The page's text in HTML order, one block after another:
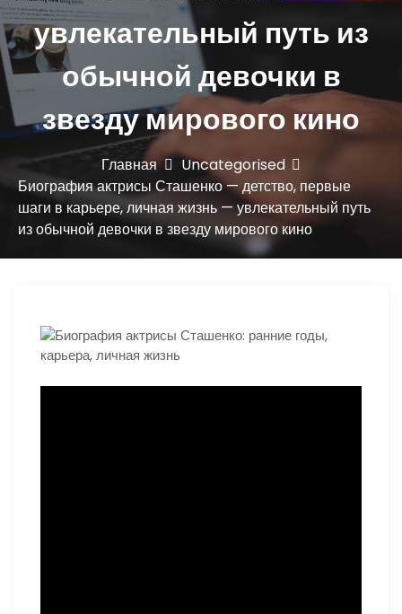
юувлекательный путь из
обычной девочки в
звезду мирового кино
Главная
Uncategorised
Биография актрисы Сташенко — детство, первые
шаги в карьере, личная жизнь — увлекательный путь
из обычной девочки в звезду мирового кино